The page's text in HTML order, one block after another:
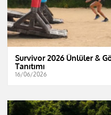
Survivor 2026 Ünlüler &
Tanıtımı
16/06/2026